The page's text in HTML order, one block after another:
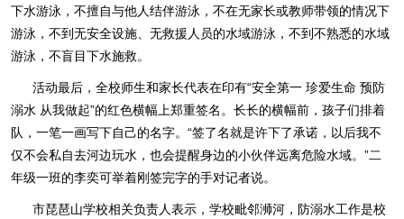
下水游泳，不擅自与他人结伴游泳，不在无家长或教师带领的情况下
游泳，不到无安全设施、无救援人员的水域游泳，不到不熟悉的水域
游泳，不盲目下水施救。
活动最后，全校师生和家长代表在印有“安全第一 珍爱生命 预防
溺水 从我做起”的红色横幅上郑重签名。长长的横幅前，孩子们排着
队，一笔一画写下自己的名字。“签了名就是许下了承诺，以后我不
仅不会私自去河边玩水，也会提醒身边的小伙伴远离危险水域。”二
年级一班的李奕可举着刚签完字的手对记者说。
市琵琶山学校相关负责人表示，学校毗邻浉河，防溺水工作是校